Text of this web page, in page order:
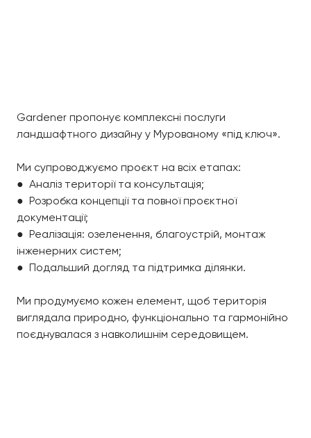
Gardener пропонує комплексні послуги
ландшафтного дизайну у Мурованому «під ключ».
Ми супроводжуємо проєкт на всіх етапах:
● Аналіз території та консультація;
● Розробка концепції та повної проєктної
документації;
● Реалізація: озеленення, благоустрій, монтаж
інженерних систем;
● Подальший догляд та підтримка ділянки.
Ми продумуємо кожен елемент, щоб територія
виглядала природно, функціонально та гармонійно
поєднувалася з навколишнім середовищем.